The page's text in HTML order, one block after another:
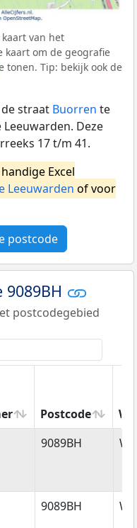
van het
kaart om de geografie
tonen. Tip: bekijk ook de
straat Buorren te
Deze
17 t/m 41.
Excel
Leeuwarden of voor
postcode
postcodegebied
Postcode
Postcode
9089BH
9089BH